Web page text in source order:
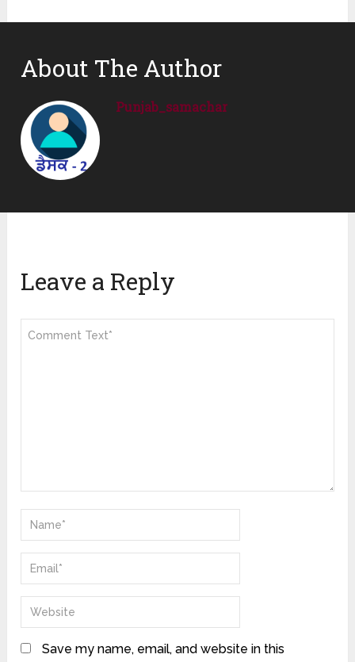
About The Author
Punjab_samachar
Leave a Reply
Save my name, email, and website in this